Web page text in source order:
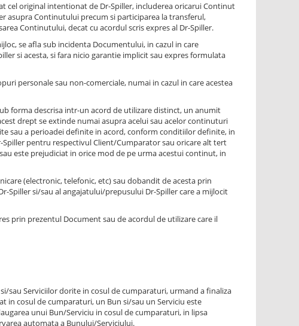
cel original intentionat de Dr-Spiller, includerea oricarui Continut
asupra Continutului precum si participarea la transferul,
Continutului, decat cu acordul scris expres al Dr-Spiller.
se afla sub incidenta Documentului, in cazul in care
si acesta, si fara nicio garantie implicit sau expres formulata
personale sau non-comerciale, numai in cazul in care acestea
forma descrisa intr-un acord de utilizare distinct, un anumit
drept se extinde numai asupra acelui sau acelor continuturi
sau a perioadei definite in acord, conform conditiilor definite, in
pentru respectivul Client/Cumparator sau oricare alt tert
este prejudiciat in orice mod de pe urma acestui continut, in
(electronic, telefonic, etc) sau dobandit de acesta prin
Spiller si/sau al angajatului/prepusului Dr-Spiller care a mijlocit
prin prezentul Document sau de acordul de utilizare care il
sau Serviciilor dorite in cosul de cumparaturi, urmand a finaliza
in cosul de cumparaturi, un Bun si/sau un Serviciu este
unui Bun/Serviciu in cosul de cumparaturi, in lipsa
automata a Bunului/Serviciului.